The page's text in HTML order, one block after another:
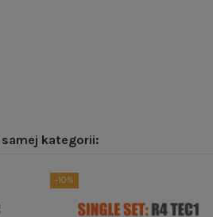
kategorii:
-10%